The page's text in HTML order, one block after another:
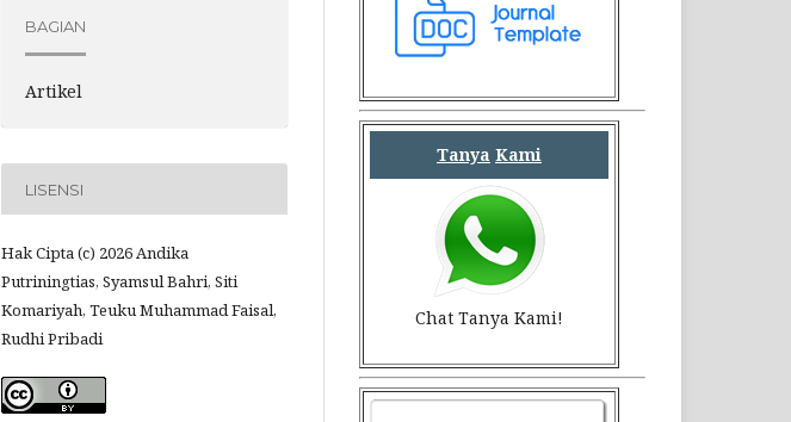
BAGIAN
Artikel
LISENSI
Hak Cipta (c) 2026 Andika
Putriningtias, Syamsul Bahri, Siti
Komariyah, Teuku Muhammad Faisal,
Rudhi Pribadi
Tanya Kami
Chat Tanya Kami!